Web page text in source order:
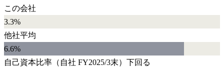
この会社
3.3%
他社平均
6.6%
自己資本比率 （自社 FY2025/3末） 下回る